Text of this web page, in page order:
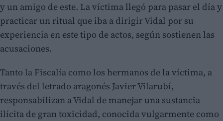
y un amigo de este. La víctima llegó para pasar el día y
practicar un ritual que iba a dirigir Vidal por su
experiencia en este tipo de actos, según sostienen las
acusaciones.
Tanto la Fiscalía como los hermanos de la víctima, a
través del letrado aragonés Javier Vilarubí,
responsabilizan a Vidal de manejar una sustancia
ilícita de gran toxicidad, conocida vulgarmente como